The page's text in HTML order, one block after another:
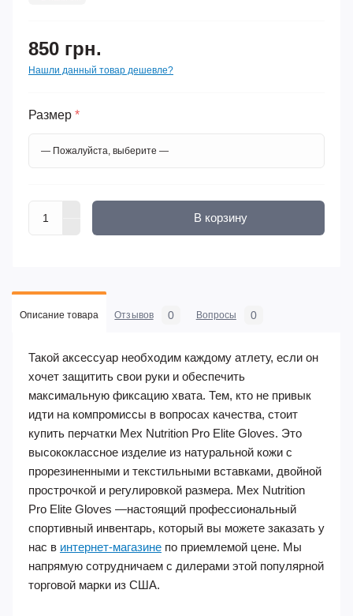
850 грн.
Нашли данный товар дешевле?
Размер *
В корзину
Описание товара Отзывов 0 Вопросы 0
Такой аксессуар необходим каждому атлету, если он
хочет защитить свои руки и обеспечить
максимальную фиксацию хвата. Тем, кто не привык
идти на компромиссы в вопросах качества, стоит
купить перчатки Mex Nutrition Pro Elite Gloves. Это
высококлассное изделие из натуральной кожи с
прорезиненными и текстильными вставками, двойной
прострочкой и регулировкой размера. Mex Nutrition
Pro Elite Gloves —настоящий профессиональный
спортивный инвентарь, который вы можете заказать у
нас в интернет-магазине по приемлемой цене. Мы
напрямую сотрудничаем с дилерами этой популярной
торговой марки из США.